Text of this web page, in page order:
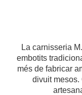
La carnisseria
embotits
més de fabricar
divuit mesos.